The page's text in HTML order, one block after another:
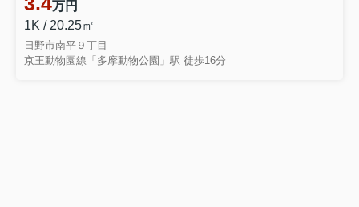
万円
1K / 20.25㎡
日野市南平９丁目
京王動物園線「多摩動物公園」駅 徒歩16分